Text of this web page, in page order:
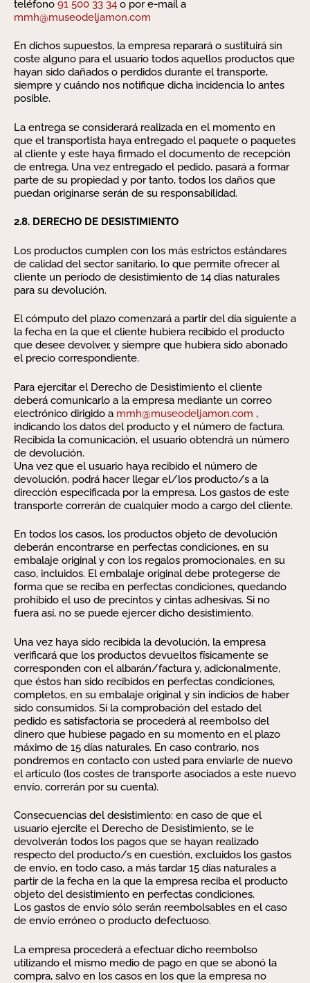
teléfono 91 500 33 34 o por e-mail a
mmh@museodeljamon.com
En dichos supuestos, la empresa reparará o sustituirá sin
coste alguno para el usuario todos aquellos productos que
hayan sido dañados o perdidos durante el transporte,
siempre y cuándo nos notifique dicha incidencia lo antes
posible.
La entrega se considerará realizada en el momento en
que el transportista haya entregado el paquete o paquetes
al cliente y este haya firmado el documento de recepción
de entrega. Una vez entregado el pedido, pasará a formar
parte de su propiedad y por tanto, todos los daños que
puedan originarse serán de su responsabilidad.
2.8. DERECHO DE DESISTIMIENTO
Los productos cumplen con los más estrictos estándares
de calidad del sector sanitario, lo que permite ofrecer al
cliente un período de desistimiento de 14 días naturales
para su devolución.
El cómputo del plazo comenzará a partir del día siguiente a
la fecha en la que el cliente hubiera recibido el producto
que desee devolver, y siempre que hubiera sido abonado
el precio correspondiente.
Para ejercitar el Derecho de Desistimiento el cliente
deberá comunicarlo a la empresa mediante un correo
electrónico dirigido a mmh@museodeljamon.com ,
indicando los datos del producto y el número de factura.
Recibida la comunicación, el usuario obtendrá un número
de devolución.
Una vez que el usuario haya recibido el número de
devolución, podrá hacer llegar el/los producto/s a la
dirección especificada por la empresa. Los gastos de este
transporte correrán de cualquier modo a cargo del cliente.
En todos los casos, los productos objeto de devolución
deberán encontrarse en perfectas condiciones, en su
embalaje original y con los regalos promocionales, en su
caso, incluidos. El embalaje original debe protegerse de
forma que se reciba en perfectas condiciones, quedando
prohibido el uso de precintos y cintas adhesivas. Si no
fuera así, no se puede ejercer dicho desistimiento.
Una vez haya sido recibida la devolución, la empresa
verificará que los productos devueltos físicamente se
corresponden con el albarán/factura y, adicionalmente,
que éstos han sido recibidos en perfectas condiciones,
completos, en su embalaje original y sin indicios de haber
sido consumidos. Si la comprobación del estado del
pedido es satisfactoria se procederá al reembolso del
dinero que hubiese pagado en su momento en el plazo
máximo de 15 días naturales. En caso contrario, nos
pondremos en contacto con usted para enviarle de nuevo
el artículo (los costes de transporte asociados a este nuevo
envío, correrán por su cuenta).
Consecuencias del desistimiento: en caso de que el
usuario ejercite el Derecho de Desistimiento, se le
devolverán todos los pagos que se hayan realizado
respecto del producto/s en cuestión, excluidos los gastos
de envío, en todo caso, a más tardar 15 días naturales a
partir de la fecha en la que la empresa reciba el producto
objeto del desistimiento en perfectas condiciones.
Los gastos de envío sólo serán reembolsables en el caso
de envío erróneo o producto defectuoso.
La empresa procederá a efectuar dicho reembolso
utilizando el mismo medio de pago en que se abonó la
compra, salvo en los casos en los que la empresa no